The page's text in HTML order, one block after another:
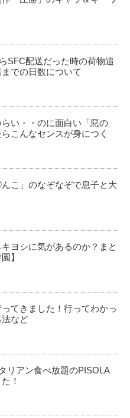
SFC配送だった時の荷物追
での日数について
い・・のに面白い「惡の
こんなセンスが身につく
こ」のなぞなぞで息子と大
ヨシに気があるのか？まと
】
てきました！行ってわかっ
など
リアン食べ放題のPISOLA
！